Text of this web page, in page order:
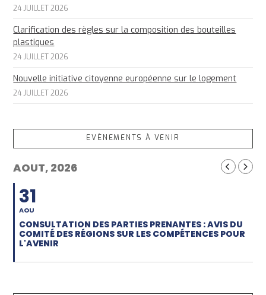
24 JUILLET 2026
Clarification des règles sur la composition des bouteilles
plastiques
24 JUILLET 2026
Nouvelle initiative citoyenne européenne sur le logement
24 JUILLET 2026
EVÈNEMENTS À VENIR
AOUT, 2026
31
AOU
CONSULTATION DES PARTIES PRENANTES : AVIS DU
COMITÉ DES RÉGIONS SUR LES COMPÉTENCES POUR
L'AVENIR